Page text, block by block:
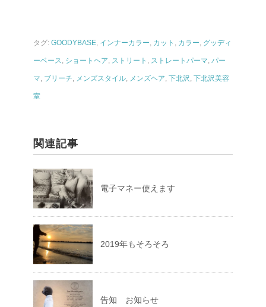
タグ: GOODYBASE, インナーカラー, カット , カラー, グッディ
ーベース, ショートヘア, ストリート , ストレートパーマ, パー
マ, ブリーチ, メンズスタイル, メンズヘア, 下北沢, 下北沢美容
室
関連記事
電子マネー使えます
2019年もそろそろ
告知 お知らせ